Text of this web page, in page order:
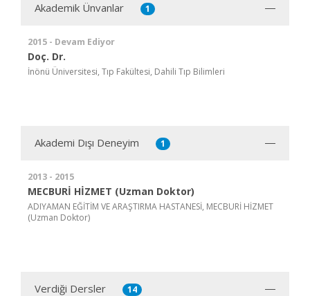
Akademik Ünvanlar 1
2015 - Devam Ediyor
Doç. Dr.
İnönü Üniversitesi, Tıp Fakültesi, Dahili Tıp Bilimleri
Akademi Dışı Deneyim 1
2013 - 2015
MECBURİ HİZMET (Uzman Doktor)
ADIYAMAN EĞİTİM VE ARAŞTIRMA HASTANESİ, MECBURİ HİZMET
(Uzman Doktor)
Verdiği Dersler 14